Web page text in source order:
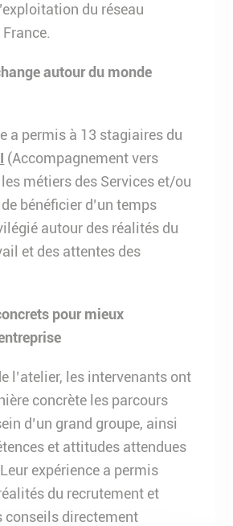
du réseau
autour du monde
a permis à 13 stagiaires du
(Accompagnement vers
les métiers des Services et/ou
bénéficier d’un temps
autour des réalités du
et des attentes des
pour mieux
l’atelier, les intervenants ont
concrète les parcours
d’un grand groupe, ainsi
et attitudes attendues
expérience a permis
du recrutement et
conseils directement